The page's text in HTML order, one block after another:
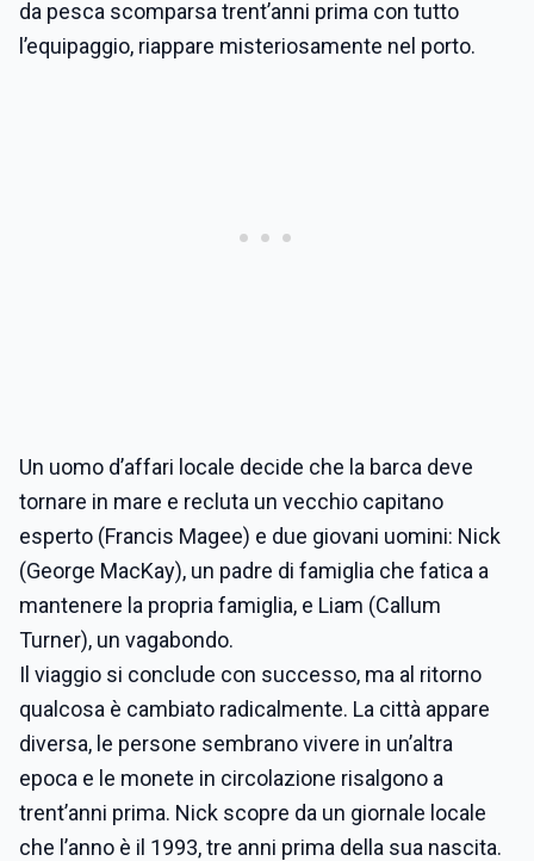
da pesca scomparsa trent’anni prima con tutto
l’equipaggio, riappare misteriosamente nel porto.
Un uomo d’affari locale decide che la barca deve
tornare in mare e recluta un vecchio capitano
esperto (Francis Magee) e due giovani uomini: Nick
(George MacKay), un padre di famiglia che fatica a
mantenere la propria famiglia, e Liam (Callum
Turner), un vagabondo.
Il viaggio si conclude con successo, ma al ritorno
qualcosa è cambiato radicalmente. La città appare
diversa, le persone sembrano vivere in un’altra
epoca e le monete in circolazione risalgono a
trent’anni prima. Nick scopre da un giornale locale
che l’anno è il 1993, tre anni prima della sua nascita.